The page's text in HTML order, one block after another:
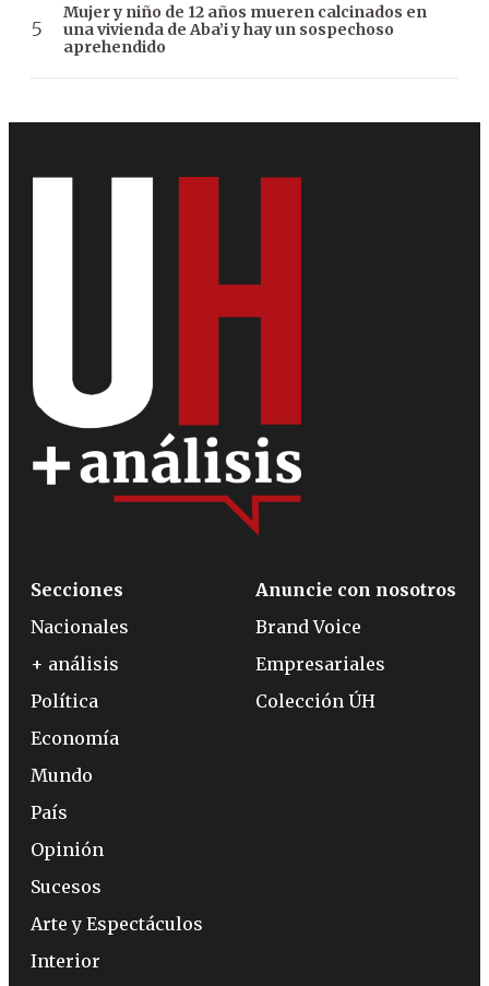
Mujer y niño de 12 años mueren calcinados en
una vivienda de Aba’i y hay un sospechoso
aprehendido
Secciones
Nacionales
+ análisis
Política
Economía
Mundo
País
Opinión
Sucesos
Arte y Espectáculos
Interior
Anuncie con nosotros
Brand Voice
Empresariales
Colección ÚH